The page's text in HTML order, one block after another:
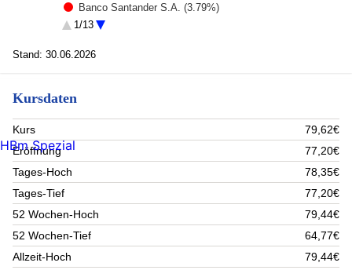
Banco Santander S.A. (3.79%)
SCHNEIDER ELECTRIC SA (3.47%)
TOTAL SA (3.28%)
LVMH (2.55%)
Air Liquide (2.32%)
Bnp paribas (2.26%)
Infineon Technologies AG (2.25%)
L Oreal (1.94%)
Intesa Sanpaolo (1.93%)
1/13
Stand: 30.06.2026
Kursdaten
Kurs
79,62€
Eröffnung
77,20€
Tages-Hoch
78,35€
Tages-Tief
77,20€
52 Wochen-Hoch
79,44€
52 Wochen-Tief
64,77€
Allzeit-Hoch
79,44€
HBm Spezial